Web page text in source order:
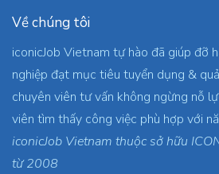
Về chúng tôi
iconicJob Vietnam tự hào đã giúp đỡ
nghiệp đạt mục tiêu tuyển dụng &
chuyên viên tư vấn không ngừng nỗ
viên tìm thấy công việc phù hợp với
iconicJob Vietnam thuộc sở hữu
từ 2008